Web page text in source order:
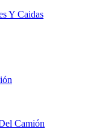
Y Caidas
Camión